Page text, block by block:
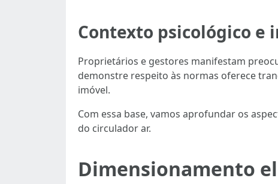
Contexto psicológico e
Proprietários e gestores manifestam
demonstre respeito às normas oferece
imóvel.
Com essa base, vamos aprofundar os
do circulador ar.
Dimensionamento